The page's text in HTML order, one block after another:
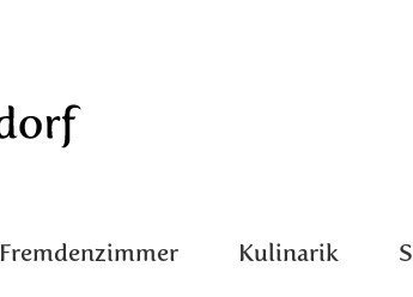
Fremdenzimmer Kulinarik